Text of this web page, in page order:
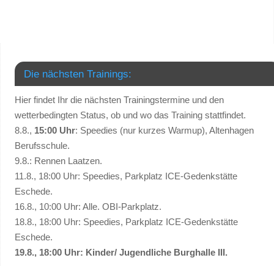
Die nächsten Trainings:
Hier findet Ihr die nächsten Trainingstermine und den
wetterbedingten Status, ob und wo das Training stattfindet.
8.8., 15:00 Uhr: Speedies (nur kurzes Warmup), Altenhagen
Berufsschule.
9.8.: Rennen Laatzen.
11.8., 18:00 Uhr: Speedies, Parkplatz ICE-Gedenkstätte
Eschede.
16.8., 10:00 Uhr: Alle. OBI-Parkplatz.
18.8., 18:00 Uhr: Speedies, Parkplatz ICE-Gedenkstätte
Eschede.
19.8., 18:00 Uhr: Kinder/ Jugendliche Burghalle III.